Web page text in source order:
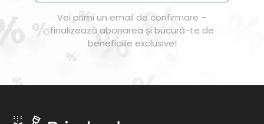
Vei primi un email de confirmare –
finalizează abonarea și bucură-te de
beneficiile exclusive!